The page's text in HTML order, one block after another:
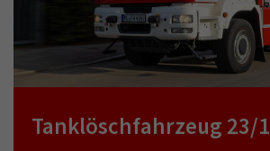
Tanklöschfahrzeug 23/1